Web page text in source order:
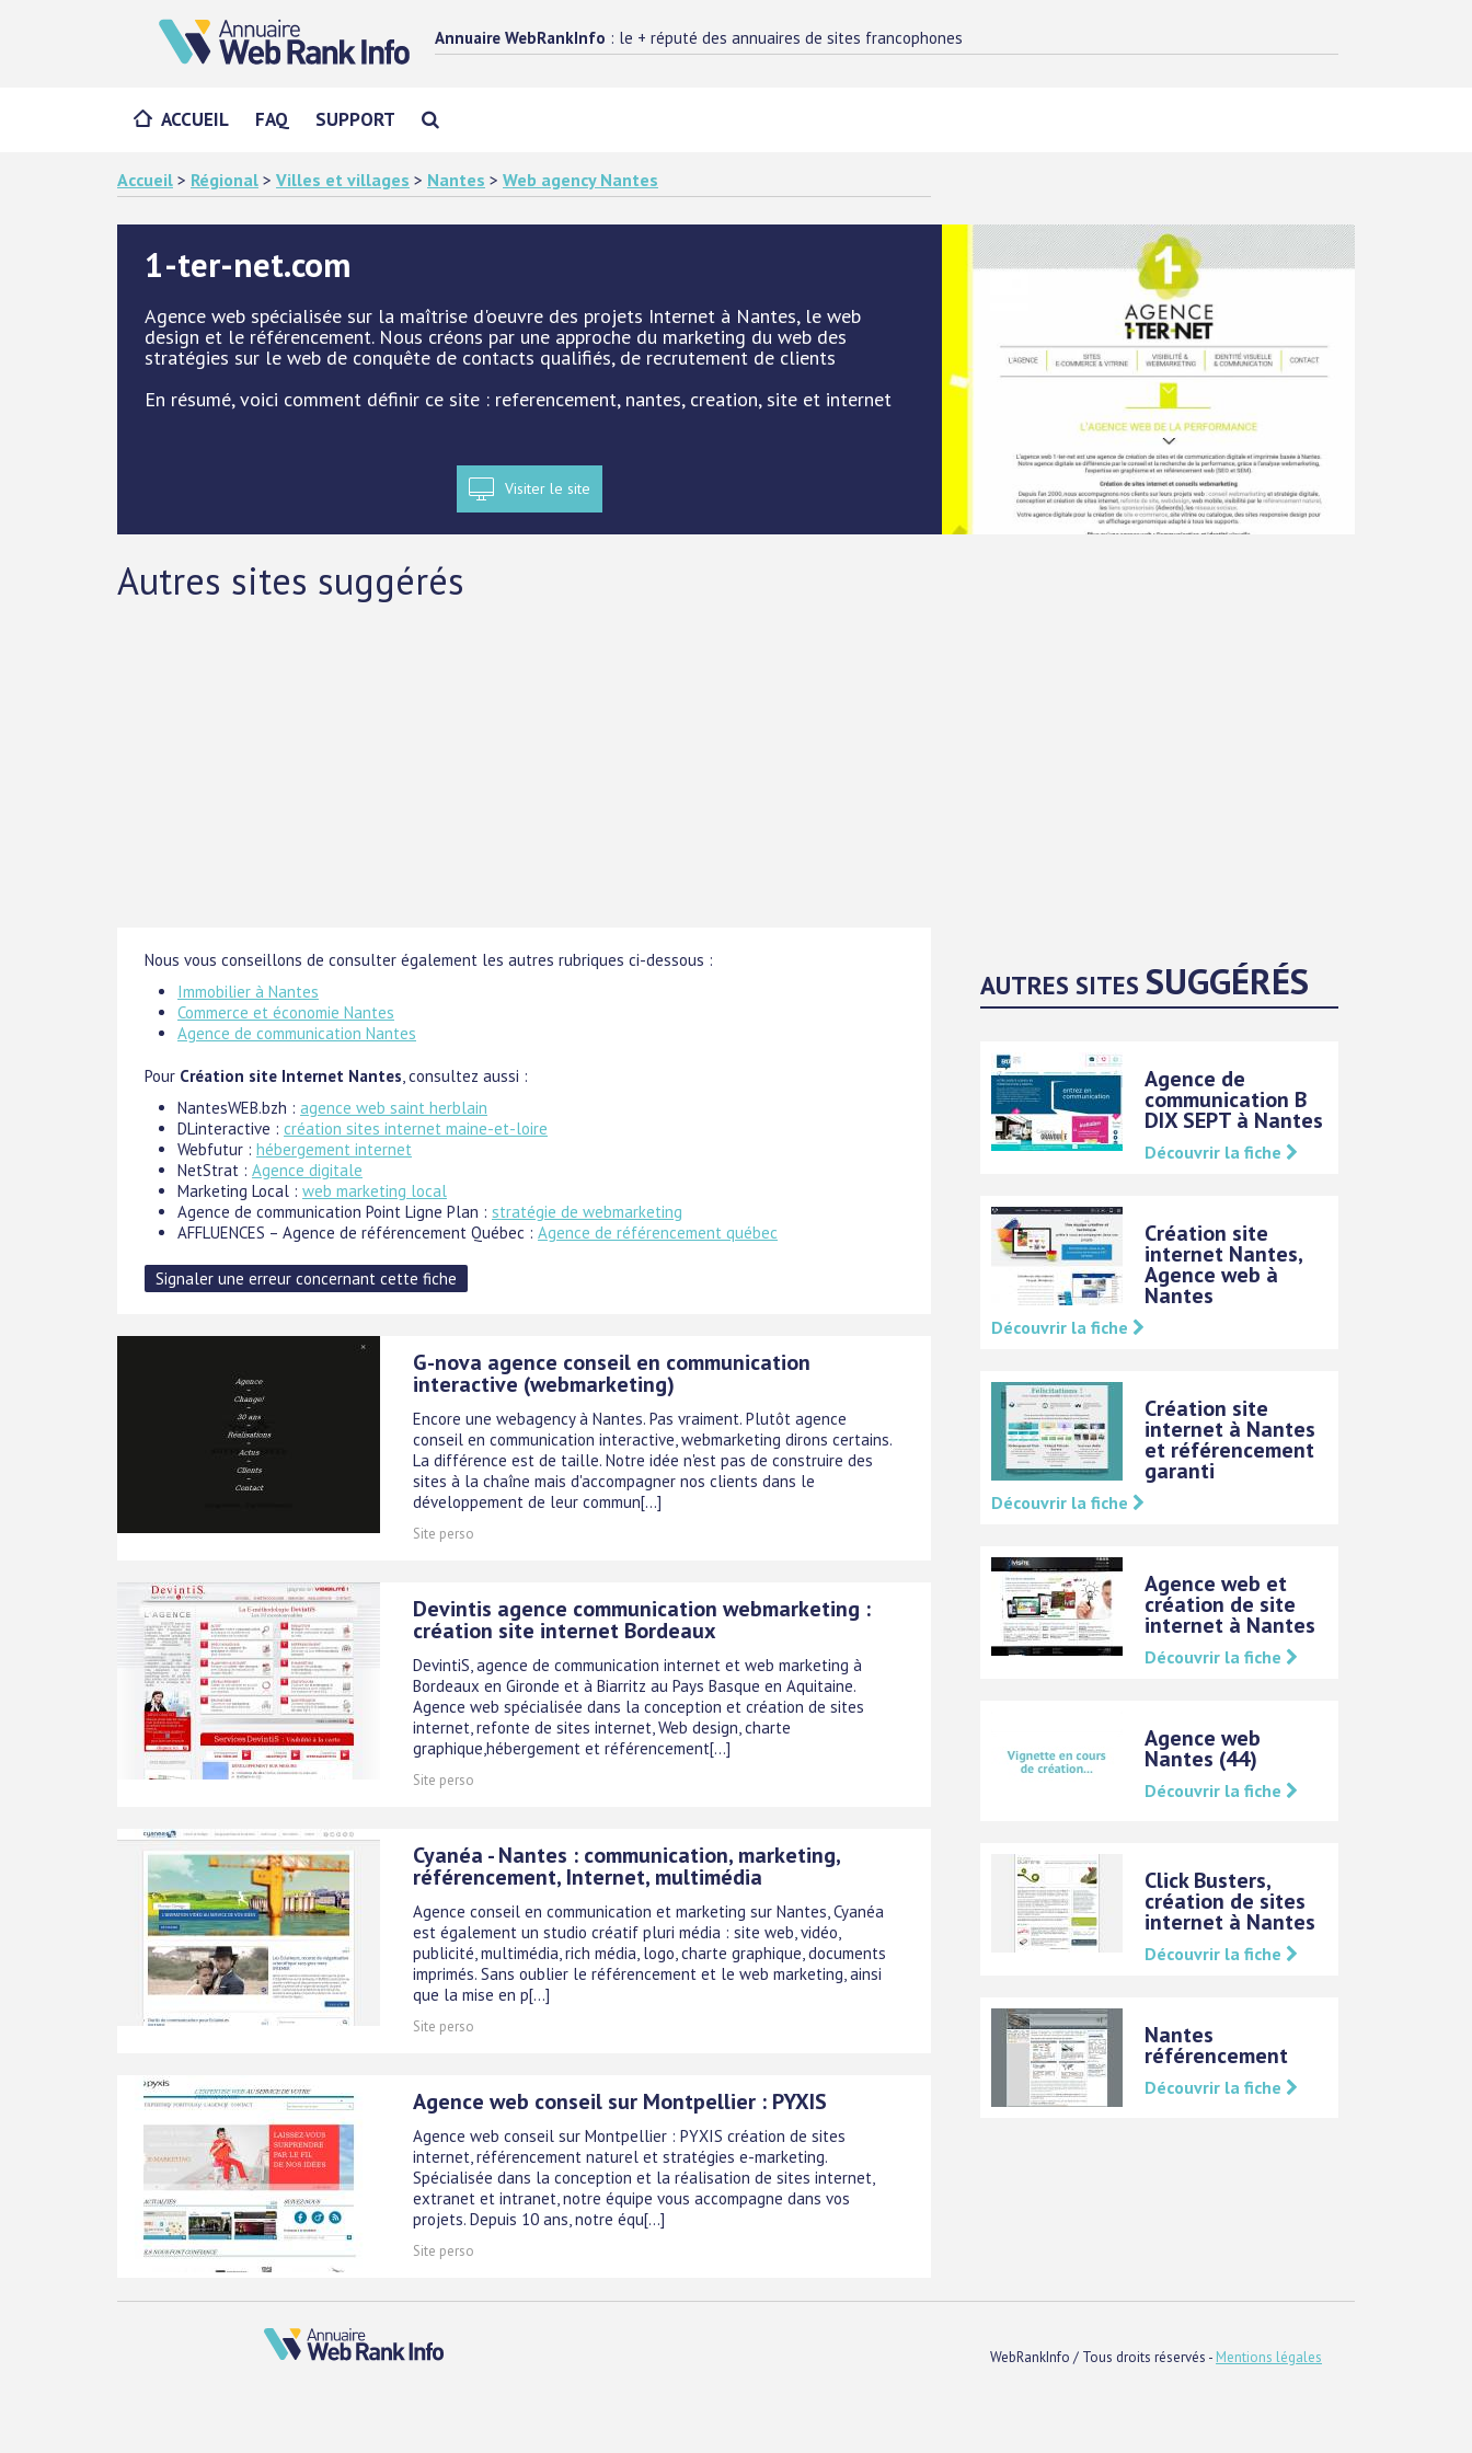
Annuaire WebRankInfo : le + réputé des annuaires de sites francophones
ACCUEIL FAQ SUPPORT
Accueil > Régional > Villes et villages > Nantes > Web agency Nantes
1-ter-net.com
Agence web spécialisée sur la maîtrise d'oeuvre des projets Internet à Nantes, le web
design et le référencement. Nous créons par une approche du marketing du web des
stratégies sur le web de conquête de contacts qualifiés, de recrutement de clients
En résumé, voici comment définir ce site : referencement, nantes, creation, site et internet
Visiter le site
Autres sites suggérés
Nous vous conseillons de consulter également les autres rubriques ci-dessous :
Immobilier à Nantes
Commerce et économie Nantes
Agence de communication Nantes
Pour Création site Internet Nantes, consultez aussi :
NantesWEB.bzh : agence web saint herblain
DLinteractive : création sites internet maine-et-loire
Webfutur : hébergement internet
NetStrat : Agence digitale
Marketing Local : web marketing local
Agence de communication Point Ligne Plan : stratégie de webmarketing
AFFLUENCES – Agence de référencement Québec : Agence de référencement québec
G-nova agence conseil en communication
interactive (webmarketing)
Encore une webagency à Nantes. Pas vraiment. Plutôt agence
conseil en communication interactive, webmarketing dirons certains.
La différence est de taille. Notre idée n'est pas de construire des
sites à la chaîne mais d'accompagner nos clients dans le
développement de leur commun[...]
Site perso
Devintis agence communication webmarketing :
création site internet Bordeaux
DevintiS, agence de communication internet et web marketing à
Bordeaux en Gironde et à Biarritz au Pays Basque en Aquitaine.
Agence web spécialisée dans la conception et création de sites
internet, refonte de sites internet, Web design, charte
graphique,hébergement et référencement[...]
Site perso
Cyanéa - Nantes : communication, marketing,
référencement, Internet, multimédia
Agence conseil en communication et marketing sur Nantes, Cyanéa
est également un studio créatif pluri média : site web, vidéo,
publicité, multimédia, rich média, logo, charte graphique, documents
imprimés. Sans oublier le référencement et le web marketing, ainsi
que la mise en p[...]
Site perso
Agence web conseil sur Montpellier : PYXIS
Agence web conseil sur Montpellier : PYXIS création de sites
internet, référencement naturel et stratégies e-marketing.
Spécialisée dans la conception et la réalisation de sites internet,
extranet et intranet, notre équipe vous accompagne dans vos
projets. Depuis 10 ans, notre équ[...]
Site perso
AUTRES SITESSUGGÉRÉS
Agence de
communication B
DIX SEPT à Nantes
Découvrir la fiche
Création site
internet Nantes,
Agence web à
Nantes
Découvrir la fiche
Création site
internet à Nantes
et référencement
garanti
Découvrir la fiche
Agence web et
création de site
internet à Nantes
Découvrir la fiche
Agence web
Nantes (44)
Découvrir la fiche
Click Busters,
création de sites
internet à Nantes
Découvrir la fiche
Nantes
référencement
Découvrir la fiche
WebRankInfo / Tous droits réservés - Mentions légales